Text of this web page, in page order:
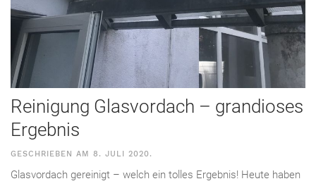
Reinigung Glasvordach – grandioses
Ergebnis
GESCHRIEBEN AM 8. JULI 2020 .
Glasvordach gereinigt – welch ein tolles Ergebnis! Heute haben